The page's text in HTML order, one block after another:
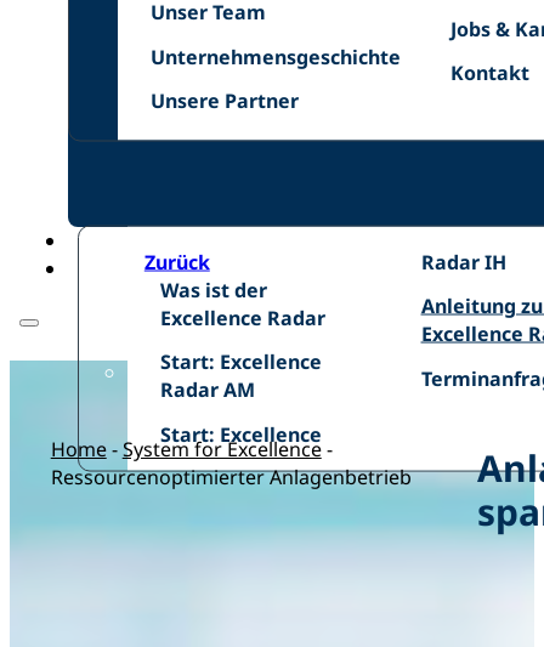
Unser Team
Unser
Unternehmensgeschichte
Unternehmensgeschichte
Unsere Partner
Unsere
Jobs &
Jobs
Karriere
Kontakt
Kontakt
Zurück
Was ist der
Excellence Radar
Was
ist
Excellence
Radar
Start: Excellence
Radar AM
Start:
Excellence
AM
Start: Excellence
Radar IH
Start:
Excellence
IH
Anleitung
Excellence
Anleitung
zum
Radar
Home-System for Excellence-
Ressourcenoptimierter Anlagenbetrieb